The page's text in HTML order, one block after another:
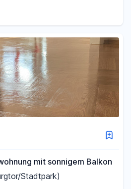
mit sonnigem Balkon
Stadtpark)